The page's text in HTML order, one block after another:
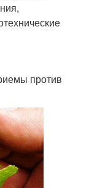
против